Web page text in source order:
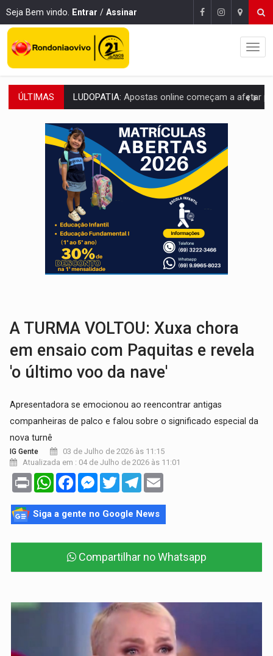
Seja Bem vindo. Entrar / Assinar
ÚLTIMAS REFLORESTAMENTO: Plantar árvores não será mais suficiente para
OVNIS NA LUA:Cientistas alertam para possível base secreta no satélite
ACABOU COM PEUGEOT:Incêndio destrói carro que era rebocado para oficina
VÍDEO: Ladrão é filmado furtando moto na frente do bar
BOLSAS DE PESQUISA: Iniciativa Amazônia+10 lança chamada para fortalecer
MATERIAL: Brasil tem grandes reservas de urânio, mas produz pouco e
VÍDEO: Serpente capturada na fábrica da Coca-Cola é
HOMENAGEM: Cientistas cassados pelo AI-5 se tornam pesquisadores
A TURMA VOLTOU: Xuxa chora
em ensaio com Paquitas e revela
'o último voo da nave'
Apresentadora se emocionou ao reencontrar antigas
companheiras de palco e falou sobre o significado especial da
nova turnê
IG Gente
03 de Julho de 2026 às 11:15
Atualizada em : 04 de Julho de 2026 às 11:01
Print WhatsAppFacebookMessenger
TwitterTelegram
Siga a gente no Google News
Compartilhar no Whatsapp